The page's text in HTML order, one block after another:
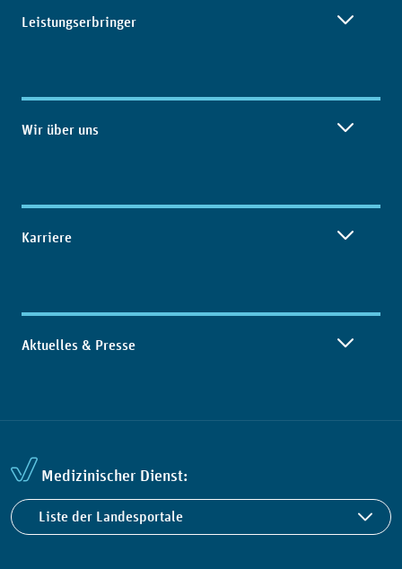
Leistungserbringer
Wir über uns
Karriere
Aktuelles & Presse
Medizinischer Dienst:
Liste der Landesportale